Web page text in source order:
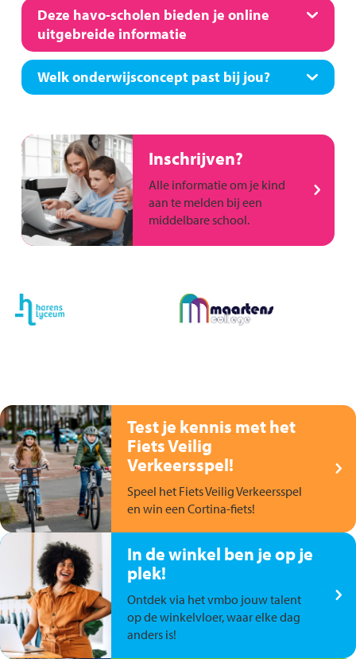
Deze havo-scholen bieden je online
uitgebreide informatie
Welk onderwijsconcept past bij jou?
Inschrijven?
Alle informatie om je kind
aan te melden bij een
middelbare school.
Test je kennis met het
Fiets Veilig
Verkeersspel!
Speel het Fiets Veilig Verkeersspel
en win een Cortina-fiets!
In de winkel ben je op je
plek!
Ontdek via het vmbo jouw talent
op de winkelvloer, waar elke dag
anders is!